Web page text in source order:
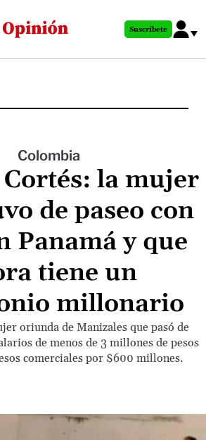
al
principal
Suscríbete
Colombia
Cortés: la mujer
de paseo con
Panamá y que
tiene un
millonario
oriunda de Manizales que pasó de
de menos de 3 millones de pesos
comerciales por $600 millones.